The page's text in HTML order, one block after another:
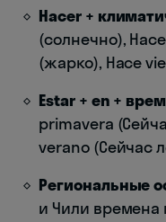
Hacer +
(солнечно),
(жарко), Hace
Estar + en +
primavera
verano (Сейчас
Региональные
и Чили времена